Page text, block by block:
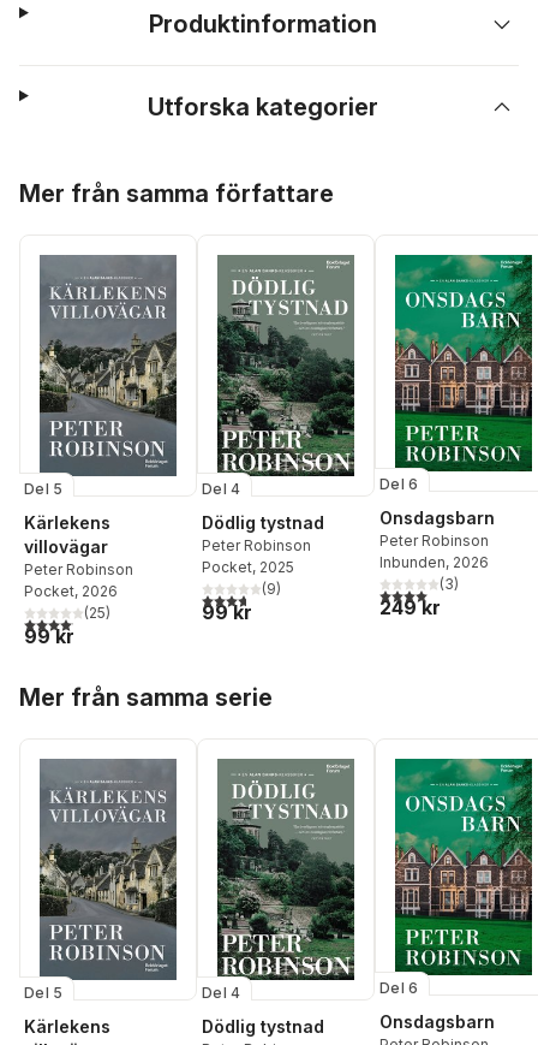
Produktinformation
Utforska kategorier
Mer från samma författare
Del 5
Kärlekens
villovägar
Peter Robinson
Pocket, 2026
4,1utav 5 stjärnor. Totalt antal röster:
(25)
99 kr
Del 4
Dödlig tystnad
Peter Robinson
Pocket, 2025
3,7utav 5 stjärnor. Totalt antal röster:
(9)
99 kr
Del 6
Onsdagsbarn
Peter Robinson
Inbunden, 2026
4,0utav 5 stjärnor.
(3)
249 kr
Mer från samma serie
Del 5
Kärlekens
Del 4
Dödlig tystnad
Del 6
Onsdagsbarn